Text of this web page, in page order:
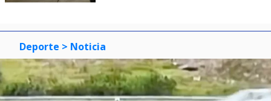
Deporte > Noticia